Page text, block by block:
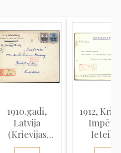
1910.gadi,
Latvija
(Krievijas
Impērija),
1912,